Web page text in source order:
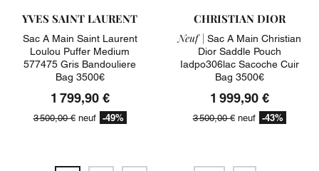
YVES SAINT LAURENT
Sac A Main Saint Laurent
Loulou Puffer Medium
577475 Gris Bandouliere
Bag 3500€
1 799,90 €
3 500,00 €neuf -49%
CHRISTIAN DIOR
Neuf | Sac A Main Christian
Dior Saddle Pouch
Iadpo306lac Sacoche Cuir
Bag 3500€
1 999,90 €
3 500,00 €neuf -43%